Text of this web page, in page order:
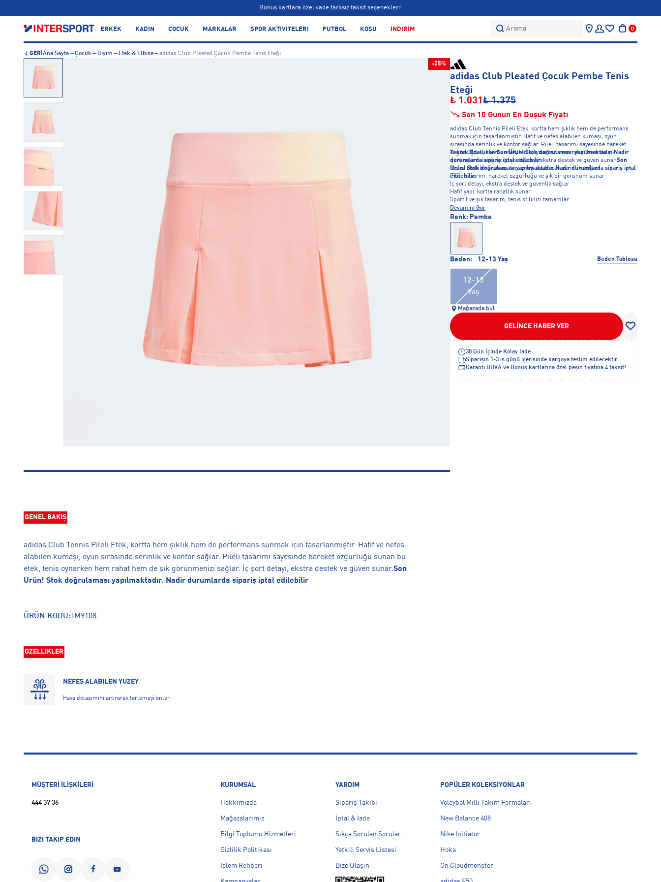
Bonus kartlara özel vade farksız taksit seçenekleri!
ERKEK KADIN ÇOCUK MARKALAR SPOR AKTİVİTELERİ FUTBOL KOŞU İNDİRİM Arama 0
GERİ Ana Sayfa Çocuk Giyim Etek & Elbise
adidas Club Pleated Çocuk Pembe Tenis Eteği
-25%
GENEL BAKIŞ
adidas Club Tennis Pileli Etek, kortta hem şıklık hem de performans sunmak için tasarlanmıştır. Hafif ve nefes
alabilen kumaşı, oyun sırasında serinlik ve konfor sağlar. Pileli tasarımı sayesinde hareket özgürlüğü sunan bu
etek, tenis oynarken hem rahat hem de şık görünmenizi sağlar. İç şort detayı, ekstra destek ve güven sunar.Son
Ürün! Stok doğrulaması yapılmaktadır. Nadir durumlarda sipariş iptal edilebilir
ÜRÜN KODU: IM9108.-
ÖZELLİKLER
NEFES ALABİLEN YÜZEY
Hava dolaşımını artırarak terlemeyi önler.
adidas Club Pleated Çocuk Pembe Tenis
Eteği
₺ 1.031₺ 1.375
Son 10 Günün En Düşük Fiyatı
adidas Club Tennis Pileli Etek, kortta hem şıklık hem de performans
sunmak için tasarlanmıştır. Hafif ve nefes alabilen kumaşı, oyun
sırasında serinlik ve konfor sağlar. Pileli tasarımı sayesinde hareket
özgürlüğü sunan bu etek, tenis oynarken hem rahat hem de şık
görünmenizi sağlar. İç şort detayı, ekstra destek ve güven sunar.Son
Ürün! Stok doğrulaması yapılmaktadır. Nadir durumlarda sipariş iptal
edilebilir
Teknik ÖzelliklerSon Ürün! Stok doğrulaması yapılmaktadır. Nadir
durumlarda sipariş iptal edilebilir
Nefes alabilen kumaş, terlemeyi azaltarak serinlik sağlar
Pileli tasarım, hareket özgürlüğü ve şık bir görünüm sunar
İç şort detayı, ekstra destek ve güvenlik sağlar
Hafif yapı, kortta rahatlık sunar
Sportif ve şık tasarım, tenis stilinizi tamamlar
Devamını Gör
Beden: 12-13 Yaş Beden Tablosu
12-13
Yaş
Renk: Pembe
Mağazada bul
GELİNCE HABER VER
30 Gün İçinde Kolay İade
Siparişin 1-3 iş günü içerisinde kargoya teslim edilecektir.
Garanti BBVA ve Bonus kartlarına özel peşin fiyatına 4 taksit!
MÜŞTERİ İLİŞKİLERİ
444 37 36
BİZİ TAKİP EDİN
KURUMSAL
Hakkımızda
Mağazalarımız
Bilgi Toplumu Hizmetleri
Gizlilik Politikası
İşlem Rehberi
YARDIM
Sipariş Takibi
İptal & İade
Sıkça Sorulan Sorular
Yetkili Servis Listesi
Bize Ulaşın
POPÜLER KOLEKSİYONLAR
Voleybol Milli Takım Formaları
New Balance 408
Nike Initiator
Hoka
On Cloudmonster